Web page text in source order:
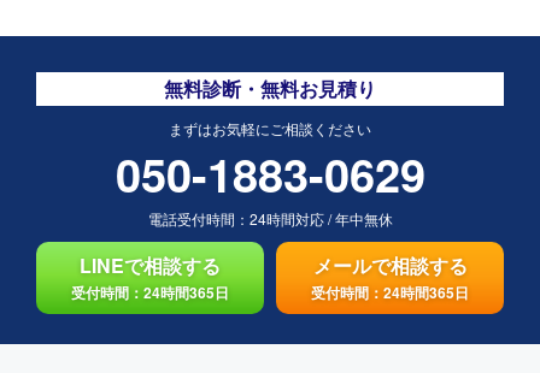
無料診断・無料お見積り
まずはお気軽にご相談ください
050-1883-0629
電話受付時間： 24時間対応/年中無休
LINEで相談する
受付時間：24時間365日
メールで相談する
受付時間：24時間365日